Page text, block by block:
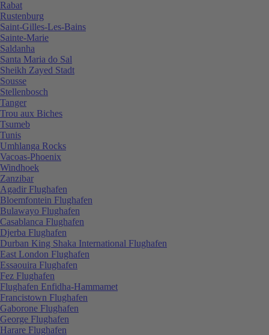
Rabat
Rustenburg
Saint-Gilles-Les-Bains
Sainte-Marie
Saldanha
Santa Maria do Sal
Sheikh Zayed Stadt
Sousse
Stellenbosch
Tanger
Trou aux Biches
Tsumeb
Tunis
Umhlanga Rocks
Vacoas-Phoenix
Windhoek
Zanzibar
Agadir Flughafen
Bloemfontein Flughafen
Bulawayo Flughafen
Casablanca Flughafen
Djerba Flughafen
Durban King Shaka International Flughafen
East London Flughafen
Essaouira Flughafen
Fez Flughafen
Flughafen Enfidha-Hammamet
Francistown Flughafen
Gaborone Flughafen
George Flughafen
Harare Flughafen